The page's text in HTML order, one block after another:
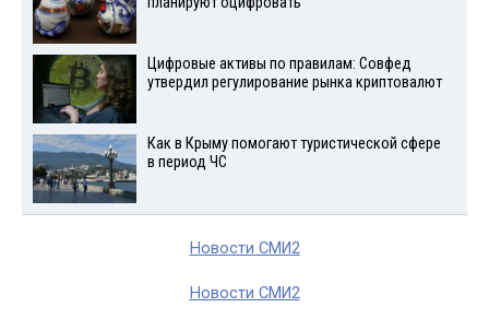
Цифровые активы по правилам: Совфед
утвердил регулирование рынка криптовалют
Как в Крыму помогают туристической сфере
в период ЧС
Новости СМИ2
Новости СМИ2